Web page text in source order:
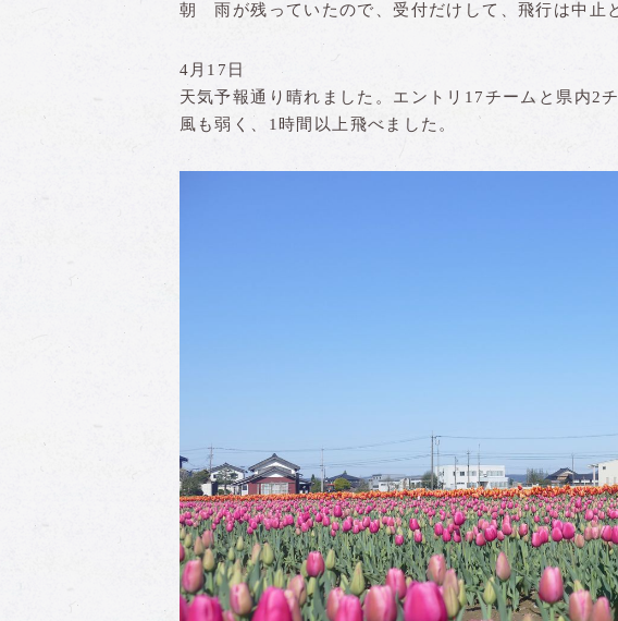
朝 雨が残っていたので、受付だけして、飛行は中止
4月17日
天気予報通り晴れました。エントリ17チームと県内2
風も弱く、1時間以上飛べました。